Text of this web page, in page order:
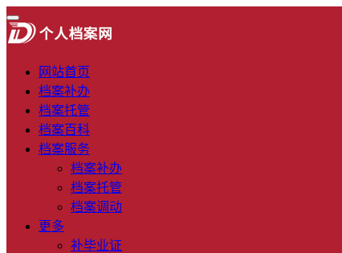
网站首页
档案补办
档案托管
档案百科
档案服务
档案补办
档案托管
档案调动
更多
补毕业证